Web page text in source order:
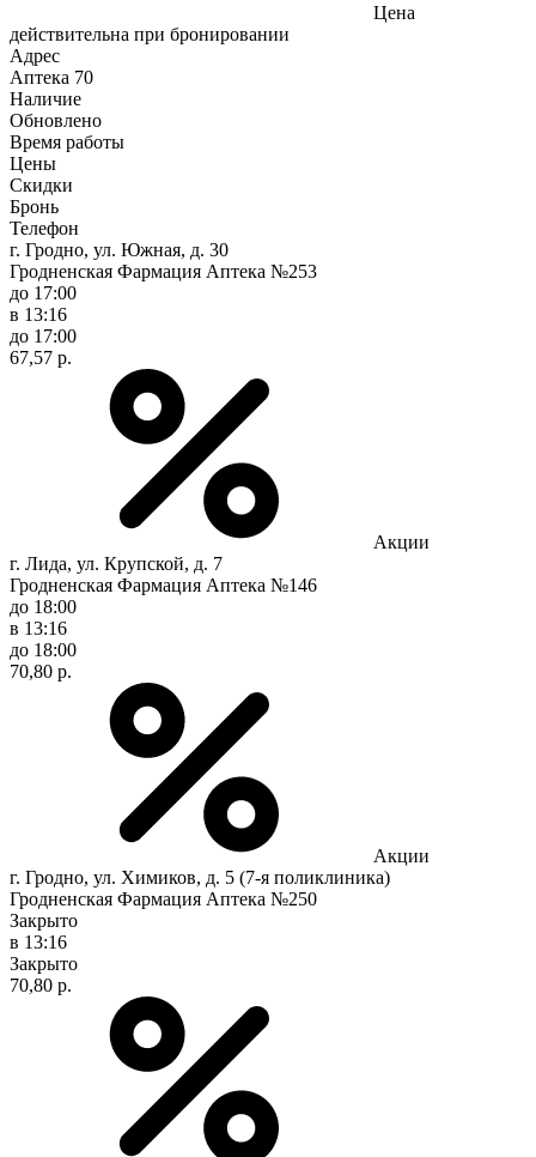
Цена
действительна при бронировании
Адрес
Аптека 70
Наличие
Обновлено
Время работы
Цены
Скидки
Бронь
Телефон
г. Гродно, ул. Южная, д. 30
Гродненская Фармация Аптека №253
до 17:00
в 13:16
до 17:00
67,57 р.
Акции
г. Лида, ул. Крупской, д. 7
Гродненская Фармация Аптека №146
до 18:00
в 13:16
до 18:00
70,80 р.
Акции
г. Гродно, ул. Химиков, д. 5 (7-я поликлиника)
Гродненская Фармация Аптека №250
Закрыто
в 13:16
Закрыто
70,80 р.